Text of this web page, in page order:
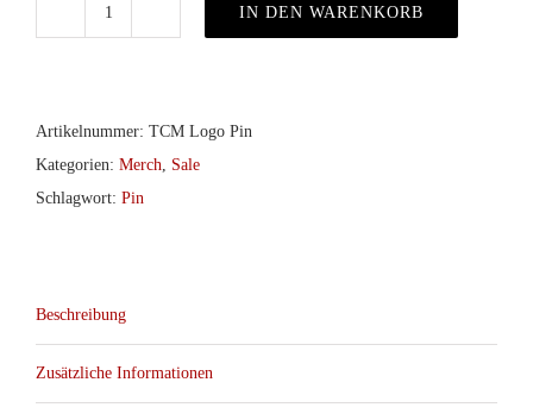
-
Classic
Logo
IN DEN WARENKORB
Artikelnummer: TCM Logo Pin
Kategorien: Merch
Sale
Schlagwort: Pin
Beschreibung
Zusätzliche Informationen